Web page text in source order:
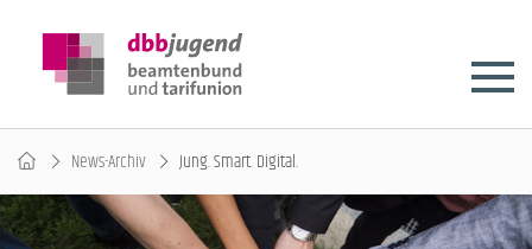
News-Archiv Jung. Smart. Digital.